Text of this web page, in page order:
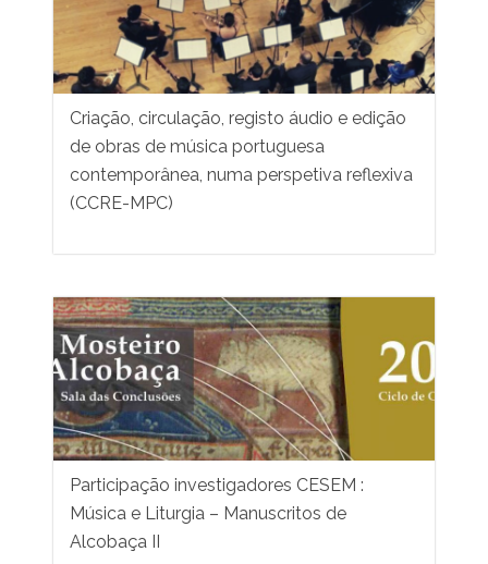
Criação, circulação, registo áudio e edição
de obras de música portuguesa
contemporânea, numa perspetiva reflexiva
(CCRE-MPC)
Participação investigadores CESEM :
Música e Liturgia – Manuscritos de
Alcobaça II